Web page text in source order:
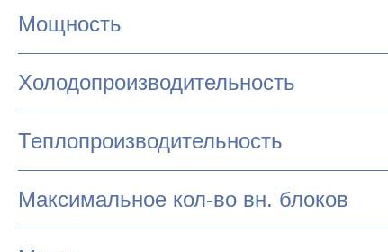
Мощность
Холодопроизводительность
Теплопроизводительность
Максимальное кол-во вн. блоков